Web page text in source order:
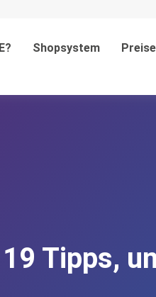
Shopsystem Preise
19 Tipps,